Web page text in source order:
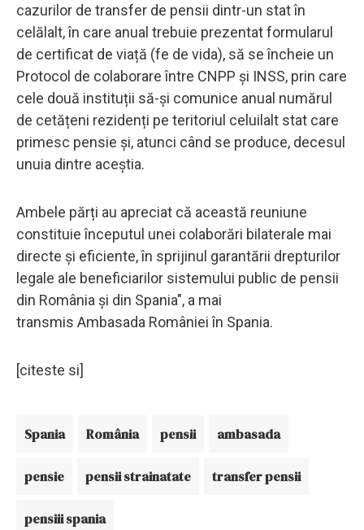
cazurilor de transfer de pensii dintr-un stat în
celălalt, în care anual trebuie prezentat formularul
de certificat de viață (fe de vida), să se încheie un
Protocol de colaborare între CNPP și INSS, prin care
cele două instituții să-și comunice anual numărul
de cetățeni rezidenți pe teritoriul celuilalt stat care
primesc pensie și, atunci când se produce, decesul
unuia dintre aceștia.
Ambele părți au apreciat că această reuniune
constituie începutul unei colaborări bilaterale mai
directe și eficiente, în sprijinul garantării drepturilor
legale ale beneficiarilor sistemului public de pensii
din România și din Spania", a mai
transmis Ambasada României în Spania.
[citeste si]
Spania România pensii ambasada
pensie pensii strainatate transfer pensii
pensiii spania